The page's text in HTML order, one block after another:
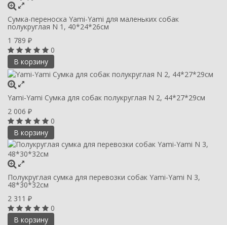
Сумка-переноска Yami-Yami для маленьких собак
полукруглая N 1, 40*24*26см
1 789 ₽
0
В корзину
Yami-Yami Сумка для собак полукруглая N 2, 44*27*29см
2 006 ₽
0
В корзину
Полукруглая сумка для перевозки собак Yami-Yami N 3,
48*30*32см
2 311 ₽
0
В корзину